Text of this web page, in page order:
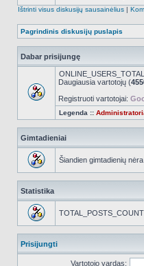
Ištrinti visus diskusijų sausainėlius |
Pagrindinis diskusijų puslapis
Dabar prisijungę
Daugiausia vartotojų (
Registruoti vartotojai:
Legenda ::
Gimtadieniai
Šiandien gimtadienių nėra
Statistika
Prisijungti
Vartotojo vardas: